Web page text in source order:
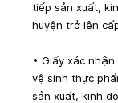
tiếp sản xuất,
huyện trở lên
• Giấy xác
vệ sinh thực
sản xuất, kinh